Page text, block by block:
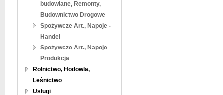
budowlane, Remonty,
Budownictwo Drogowe
Spożywcze Art., Napoje -
Handel
Spożywcze Art., Napoje -
Produkcja
Rolnictwo, Hodowla,
Leśnictwo
Usługi